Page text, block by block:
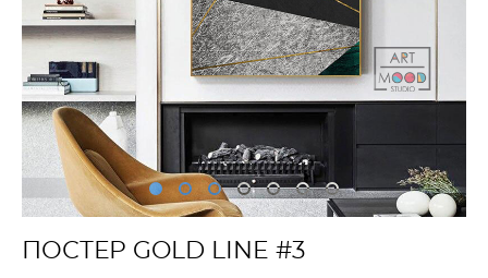
ПОСТЕР GOLD LINE #3